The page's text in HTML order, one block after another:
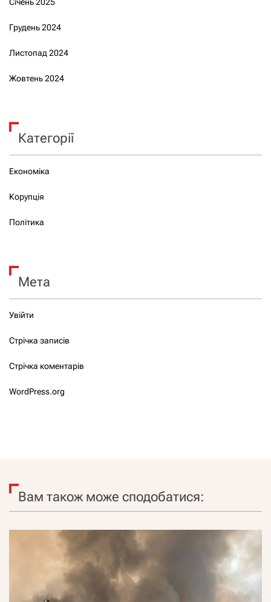
Грудень 2024
Листопад 2024
Жовтень 2024
Категорії
Економіка
Корупція
Політика
Мета
Увійти
Стрічка записів
Стрічка коментарів
WordPress.org
Вам також може сподобатися: